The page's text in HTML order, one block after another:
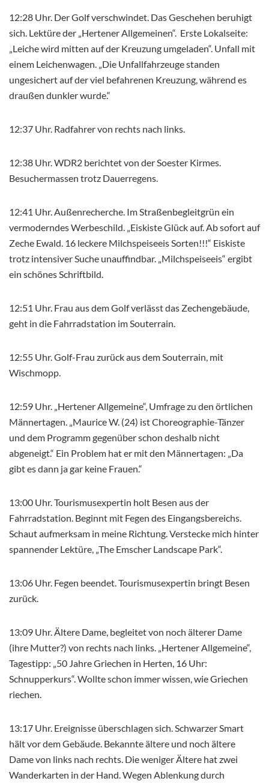
12:28 Uhr. Der Golf verschwindet. Das Geschehen beruhigt
sich. Lektüre der „Hertener Allgemeinen“. Erste Lokalseite:
„Leiche wird mitten auf der Kreuzung umgeladen“. Unfall mit
einem Leichenwagen. „Die Unfallfahrzeuge standen
ungesichert auf der viel befahrenen Kreuzung, während es
draußen dunkler wurde.“
12:37 Uhr. Radfahrer von rechts nach links.
12:38 Uhr. WDR2 berichtet von der Soester Kirmes.
Besuchermassen trotz Dauerregens.
12:41 Uhr. Außenrecherche. Im Straßenbegleitgrün ein
vermoderndes Werbeschild. „Eiskiste Glück auf. Ab sofort auf
Zeche Ewald. 16 leckere Milchspeiseeis Sorten!!!“ Eiskiste
trotz intensiver Suche unauffindbar. „Milchspeiseeis“ ergibt
ein schönes Schriftbild.
12:51 Uhr. Frau aus dem Golf verlässt das Zechengebäude,
geht in die Fahrradstation im Souterrain.
12:55 Uhr. Golf-Frau zurück aus dem Souterrain, mit
Wischmopp.
12:59 Uhr. „Hertener Allgemeine“, Umfrage zu den örtlichen
Männertagen. „Maurice W. (24) ist Choreographie-Tänzer
und dem Programm gegenüber schon deshalb nicht
abgeneigt.“ Ein Problem hat er mit den Männertagen: „Da
gibt es dann ja gar keine Frauen.“
13:00 Uhr. Tourismusexpertin holt Besen aus der
Fahrradstation. Beginnt mit Fegen des Eingangsbereichs.
Schaut aufmerksam in meine Richtung. Verstecke mich hinter
spannender Lektüre, „The Emscher Landscape Park“.
13:06 Uhr. Fegen beendet. Tourismusexpertin bringt Besen
zurück.
13:09 Uhr. Ältere Dame, begleitet von noch älterer Dame
(ihre Mutter?) von rechts nach links. „Hertener Allgemeine“,
Tagestipp: „50 Jahre Griechen in Herten, 16 Uhr:
Schnupperkurs“. Wollte schon immer wissen, wie Griechen
riechen.
13:17 Uhr. Ereignisse überschlagen sich. Schwarzer Smart
hält vor dem Gebäude. Bekannte ältere und noch ältere
Dame von links nach rechts. Die weniger Ältere hat zwei
Wanderkarten in der Hand. Wegen Ablenkung durch